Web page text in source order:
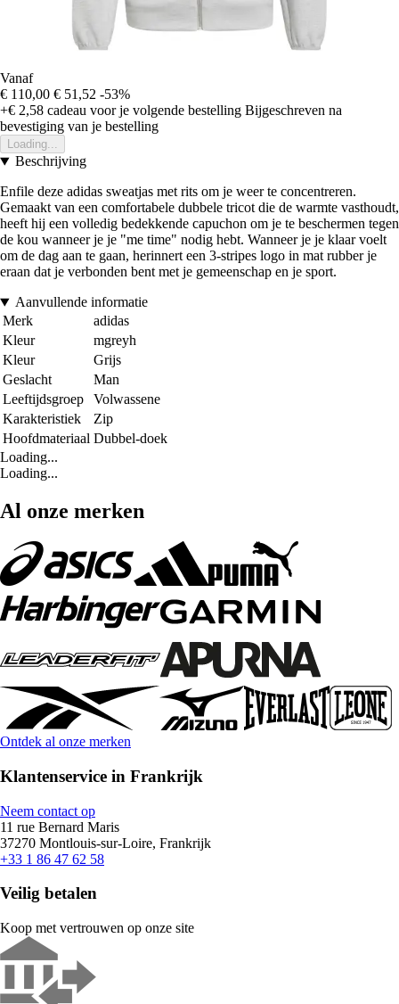
Vanaf
€ 110,00 € 51,52 -53%
+€ 2,58 cadeau voor je volgende bestelling Bijgeschreven na
bevestiging van je bestelling
Loading...
Beschrijving
Enfile deze adidas sweatjas met rits om je weer te concentreren.
Gemaakt van een comfortabele dubbele tricot die de warmte vasthoudt,
heeft hij een volledig bedekkende capuchon om je te beschermen tegen
de kou wanneer je je "me time" nodig hebt. Wanneer je je klaar voelt
om de dag aan te gaan, herinnert een 3-stripes logo in mat rubber je
eraan dat je verbonden bent met je gemeenschap en je sport.
Aanvullende informatie
Merk
adidas
Kleur
mgreyh
Kleur
Grijs
Geslacht
Man
Leeftijdsgroep
Volwassene
Karakteristiek
Zip
Hoofdmateriaal Dubbel-doek
Loading...
Loading...
Al onze merken
Ontdek al onze merken
Klantenservice in Frankrijk
Neem contact op
11 rue Bernard Maris
37270 Montlouis-sur-Loire, Frankrijk
+33 1 86 47 62 58
Veilig betalen
Koop met vertrouwen op onze site